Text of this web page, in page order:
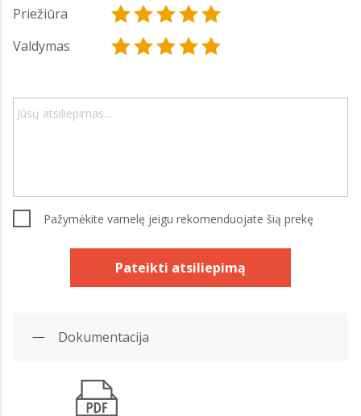
Priežiūra
Valdymas
Pažymėkite varnelę jeigu rekomenduojate šią prekę
Pateikti atsiliepimą
Dokumentacija